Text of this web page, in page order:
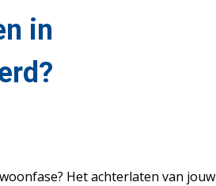
in
Het achterlaten van jouw